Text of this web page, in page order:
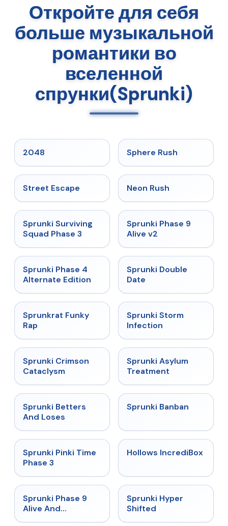
Откройте для себя
больше музыкальной
романтики во
вселенной
спрунки(Sprunki)
2048 Sphere Rush
Street Escape Neon Rush
★ 4.7
Sprunki Surviving
Squad Phase 3
★
Sprunki Phase 9
Alive v2
★
Sprunki Phase 4
Alternate Edition
★
Sprunki Double
Date
★ 4.7
Sprunkrat Funky
Rap
★
Sprunki Storm
Infection
★ 4.7
Sprunki Crimson
Cataclysm
★
Sprunki Asylum
Treatment
★
Sprunki Betters
And Loses
★
Sprunki Banban
★ 4.9
Sprunki Pinki Time
Phase 3
★ 4.3
Hollows IncrediBox
★
Sprunki Phase 9
Alive And
Sprunki Hyper
Shifted